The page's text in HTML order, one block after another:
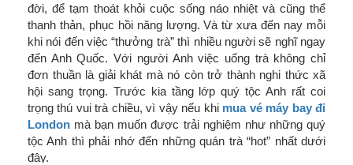
đời, để tạm thoát khỏi cuộc sống náo nhiệt và cũng thể
thanh thản, phục hồi năng lượng. Và từ xưa đến nay mỗi
khi nói đến việc “thưởng trà” thì nhiều người sẽ nghĩ ngay
đến Anh Quốc. Với người Anh việc uống trà không chỉ
đơn thuần là giải khát mà nó còn trở thành nghi thức xã
hội sang trọng. Trước kia tầng lớp quý tộc Anh rất coi
trọng thú vui trà chiều, vì vậy nếu khi mua vé máy bay đi
London mà bạn muốn được trải nghiệm như những quý
tộc Anh thì phải nhớ đến những quán trà “hot” nhất dưới
đây.